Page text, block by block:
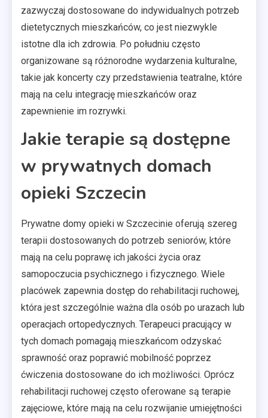
zazwyczaj dostosowane do indywidualnych potrzeb
dietetycznych mieszkańców, co jest niezwykle
istotne dla ich zdrowia. Po południu często
organizowane są różnorodne wydarzenia kulturalne,
takie jak koncerty czy przedstawienia teatralne, które
mają na celu integrację mieszkańców oraz
zapewnienie im rozrywki.
Jakie terapie są dostępne
w prywatnych domach
opieki Szczecin
Prywatne domy opieki w Szczecinie oferują szereg
terapii dostosowanych do potrzeb seniorów, które
mają na celu poprawę ich jakości życia oraz
samopoczucia psychicznego i fizycznego. Wiele
placówek zapewnia dostęp do rehabilitacji ruchowej,
która jest szczególnie ważna dla osób po urazach lub
operacjach ortopedycznych. Terapeuci pracujący w
tych domach pomagają mieszkańcom odzyskać
sprawność oraz poprawić mobilność poprzez
ćwiczenia dostosowane do ich możliwości. Oprócz
rehabilitacji ruchowej często oferowane są terapie
zajęciowe, które mają na celu rozwijanie umiejętności